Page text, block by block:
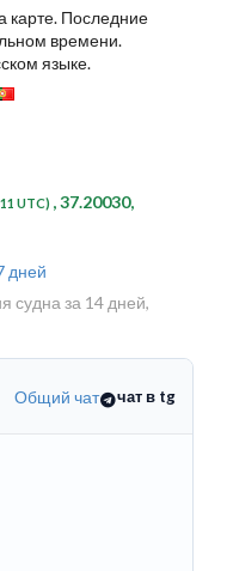
карте. Последние
времени.
языке.
UTC) , 37.20030,
дней
судна за 14 дней,
Общий чат чат в tg